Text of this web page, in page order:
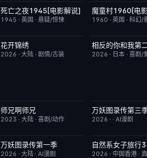
已完结 8.7
死亡之夜1945[电影解说]
1945 ·英国 ·悬疑/惊悚
已完结
魔童村1960[电
1960 · 英国 · 科幻/
更新至第4集
花开锦绣
2026 ·大陆 ·剧情/古装
更新至第06集
相反的你和我第
2026 · 日本· 喜剧/
更新至第153集
师兄啊师兄
2023 ·大陆 ·喜剧/动作
完结
万妖图录传第三
2026 · · AI漫剧
完结
万妖图录传第一季
2026 ·大陆 ·AI漫剧
已完结
自然系女子旅行3
2026 · 中国香港·